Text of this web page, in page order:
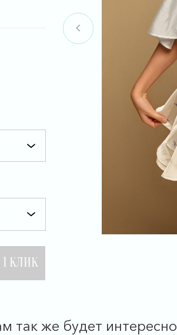
КЛИК
так же будет интересно